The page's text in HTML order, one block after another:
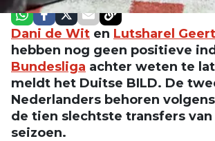
Dani de Wit en Lutsharel
hebben nog geen positieve
Bundesliga achter weten te
meldt het Duitse BILD. De
Nederlanders behoren
de tien slechtste transfers
seizoen.